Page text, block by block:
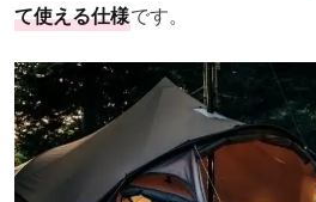
て使える仕様です。